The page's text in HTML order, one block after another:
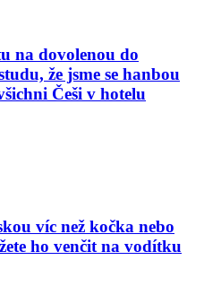
na dovolenou do
že jsme se hanbou
Češi v hotelu
víc než kočka nebo
ho venčit na vodítku